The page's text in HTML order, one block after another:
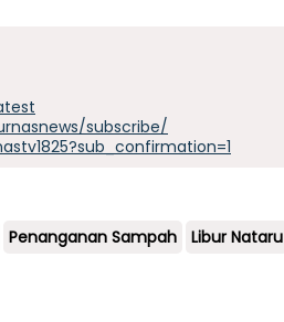
subscribe/
Penanganan Sampah Libur Nataru